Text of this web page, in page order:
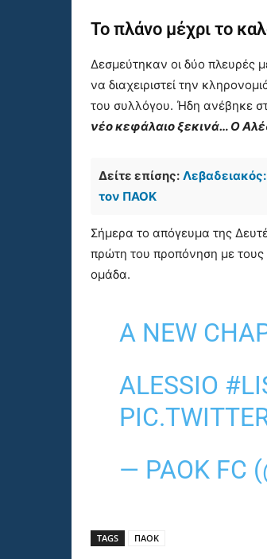
Το πλάνο μέχρι το
Δεσμεύτηκαν οι δύο πλευρές
να διαχειριστεί την
του συλλόγου. Ήδη ανέβηκε
νέο κεφάλαιο ξεκινά… Ο
Δείτε επίσης:
τον ΠΑΟΚ
Σήμερα το απόγευμα της
πρώτη του προπόνηση με τους
ομάδα.
A NEW
ALESSIO
— PAOK FC
TAGS ΠΑΟΚ